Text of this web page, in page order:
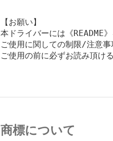
【お願い】
本ドライバーには《README
ご使用に関しての制限/注意事
ご使用の前に必ずお読み頂け
商標について